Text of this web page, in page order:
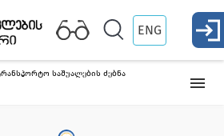
ENG
საშუალების ძებნა